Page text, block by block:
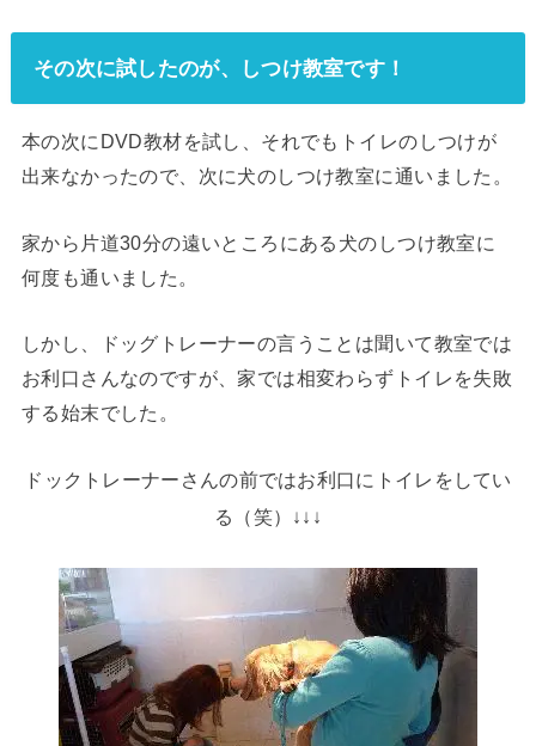
その次に試したのが、しつけ教室です！
本の次にDVD教材を試し、それでもトイレのしつけが
出来なかったので、次に犬のしつけ教室に通いました。
家から片道30分の遠いところにある犬のしつけ教室に
何度も通いました。
しかし、ドッグトレーナーの言うことは聞いて教室では
お利口さんなのですが、家では相変わらずトイレを失敗
する始末でした。
ドックトレーナーさんの前ではお利口にトイレをしてい
る（笑）↓↓↓